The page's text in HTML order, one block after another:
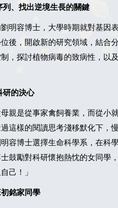
、找出逆境生長的關鍵
明容博士，大學時期就對基
後，開啟新的研究領域，結
，探討植物病毒的致病性，
研的決心
親是從事家禽飼養業，而從
這樣的閱讀思考淺移默化下
容博士選擇生命科學系，在
鼓勵對科研懷抱熱忱的女同
己！」
銘家同學